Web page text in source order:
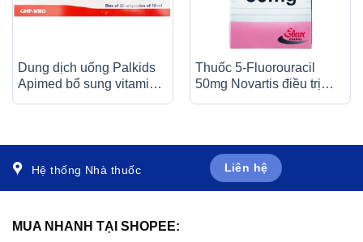
Dung dịch uống Palkids
Apimed bổ sung vitamin,
Thuốc 5-Fluorouracil
50mg Novartis điều trị
Hệ thống Nhà thuốc Liên hệ
MUA NHANH TẠI SHOPEE: